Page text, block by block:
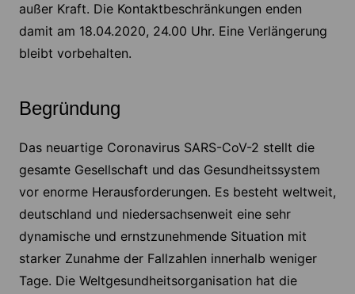
außer Kraft. Die Kontaktbeschränkungen enden
damit am 18.04.2020, 24.00 Uhr. Eine Verlängerung
bleibt vorbehalten.
Begründung
Das neuartige Coronavirus SARS-CoV-2 stellt die
gesamte Gesellschaft und das Gesundheitssystem
vor enorme Herausforderungen. Es besteht weltweit,
deutschland­ und niedersachsenweit eine sehr
dynamische und ernstzunehmende Situation mit
starker Zunahme der Fallzahlen innerhalb weniger
Tage. Die Weltgesundheitsorganisation hat die